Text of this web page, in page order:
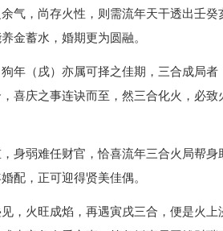
气，尚存火性，则需流年天干透出壬
金蓄水，婚期更为圆融。
年（戌）亦属可择之佳期，三合成局
喜庆之事连诀而至，然三合化火，必
身弱难任财官，恰喜流年三合火局帮身
配，正可迎得贤美佳偶。
，火旺成焰，再遇寅戌三合，便是火